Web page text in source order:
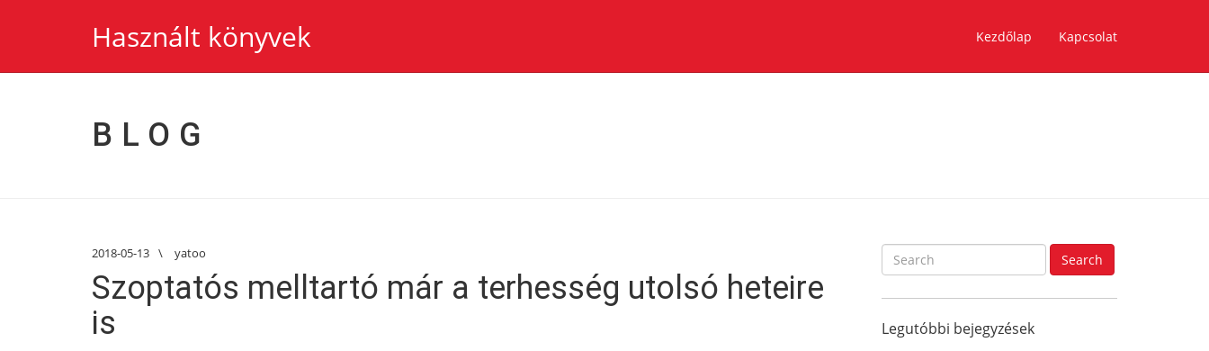
Használt könyvek Kezdőlap Kapcsolat
BLOG
2018-05-13 \ yatoo
Szoptatós melltartó már a terhesség utolsó heteire
is
S
e
c
Search
Legutóbbi bejegyzések